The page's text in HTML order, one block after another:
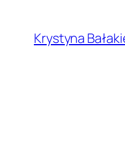
treści
Krystyna